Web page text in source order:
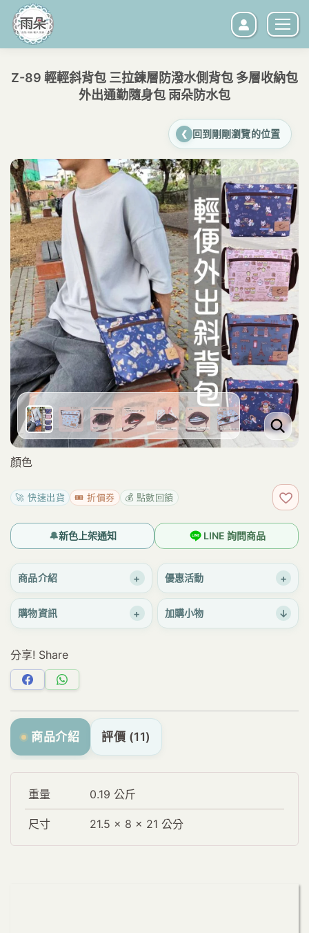
Z-89 輕輕斜背包 三拉鍊層防潑水側背包 多層收納包
外出通勤隨身包 雨朵防水包
❮ 回到剛剛瀏覽的位置
顏色
🚀 快速出貨 🎟️ 折價券 💰 點數回饋 加
LINE 詢問商品
🔔新色上架通知
商品介紹 + 優惠活動 +
購物資訊 + 加購小物 ↓
分享! Share
分
享
Facebook
分
享
WhatsApp
商品介紹 評價 (11)
重量 0.19 公斤
尺寸 21.5 × 8 × 21 公分